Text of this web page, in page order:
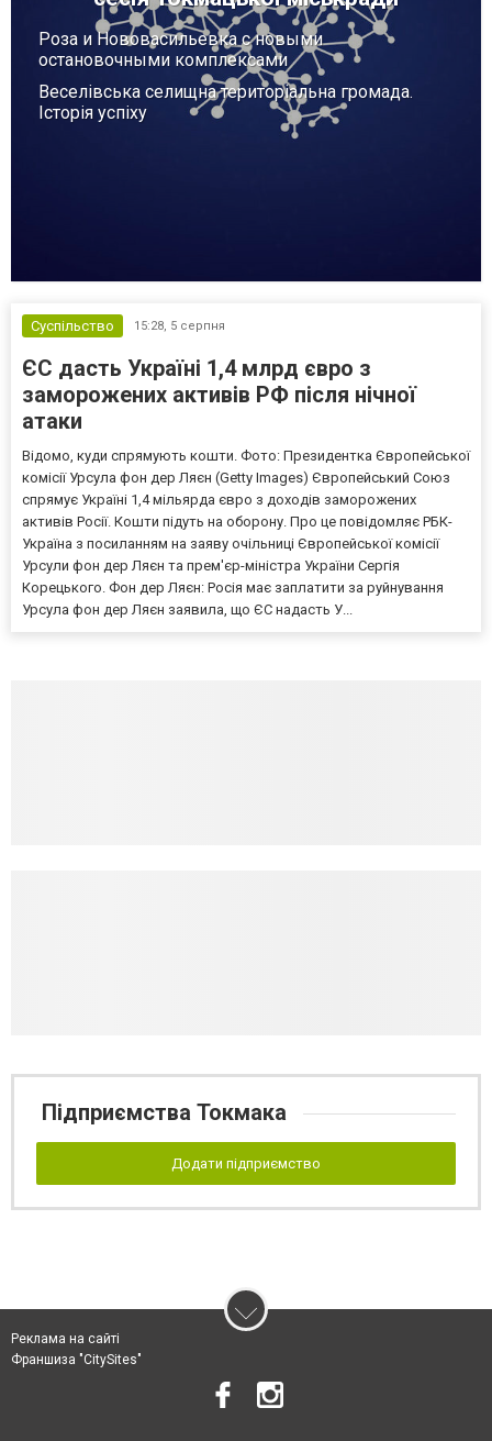
Роза и Нововасильевка с новыми
остановочными комплексами
Веселівська селищна територіальна громада.
Історія успіху
Суспільство 15:28, 5 серпня
ЄС дасть Україні 1,4 млрд євро з
заморожених активів РФ після нічної
атаки
Відомо, куди спрямують кошти. Фото: Президентка Європейської
комісії Урсула фон дер Ляєн (Getty Images) Європейський Союз
спрямує Україні 1,4 мільярда євро з доходів заморожених
активів Росії. Кошти підуть на оборону. Про це повідомляє РБК-
Україна з посиланням на заяву очільниці Європейської комісії
Урсули фон дер Ляєн та прем'єр-міністра України Сергія
Корецького. Фон дер Ляєн: Росія має заплатити за руйнування
Урсула фон дер Ляєн заявила, що ЄС надасть У...
Підприємства Токмака
Додати підприємство
Реклама на сайті
Франшиза "CitySites"